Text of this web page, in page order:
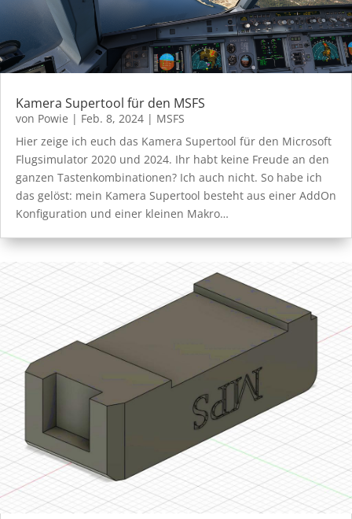
Kamera Supertool für den MSFS
von Powie | Feb. 8, 2024 | MSFS
Hier zeige ich euch das Kamera Supertool für den Microsoft
Flugsimulator 2020 und 2024. Ihr habt keine Freude an den
ganzen Tastenkombinationen? Ich auch nicht. So habe ich
das gelöst: mein Kamera Supertool besteht aus einer AddOn
Konfiguration und einer kleinen Makro…